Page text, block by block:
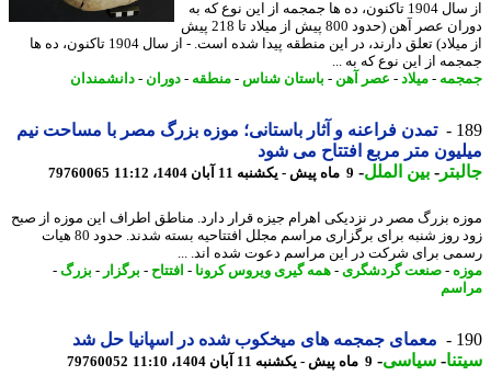
از سال 1904 تاکنون، ده ها جمجمه از این نوع که به
دوران عصر آهن (حدود 800 پیش از میلاد تا 218 پیش
از میلاد) تعلق دارند، در این منطقه پیدا شده است. - از سال 1904 تاکنون، ده ها
از این نوع که به ...
-میلاد-عصر آهن -باستان شناس-منطقه-دوران- دانشمندان
تمدن فراعنه و آثار باستانی؛ موزه بزرگ مصر با مساحت نیم
متر مربع افتتاح می شود
-بین الملل-9 ماه پیش - یکشنبه 11 آبان 1404، 11:12 79760065
بزرگ مصر در نزدیکی اهرام جیزه قرار دارد. مناطق اطراف این موزه از صبح
زود روز شنبه برای برگزاری مراسم مجلل افتتاحیه بسته شدند. حدود 80 هیات
برای شرکت در این مراسم دعوت شده اند. ...
-صنعت گردشگری- همه گیری ویروس کرونا- افتتاح-برگزار - بزرگ-
معمای جمجمه های میخکوب شده در اسپانیا حل شد
-سیاسی-9 ماه پیش - یکشنبه 11 آبان 1404، 11:10 79760052